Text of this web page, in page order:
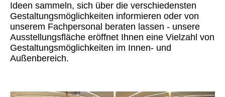
Ideen sammeln, sich über die verschiedensten
Gestaltungsmöglichkeiten informieren oder von
unserem Fachpersonal beraten lassen - unsere
Ausstellungsfläche eröffnet Ihnen eine Vielzahl von
Gestaltungsmöglichkeiten im Innen- und
Außenbereich.